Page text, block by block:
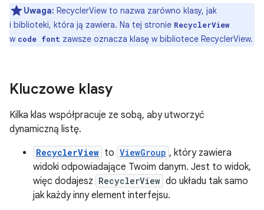
Uwaga: RecyclerView to nazwa zarówno klasy, jak
i biblioteki, która ją zawiera. Na tej stronie RecyclerView
w code font zawsze oznacza klasę w bibliotece RecyclerView.
Kluczowe klasy
Kilka klas współpracuje ze sobą, aby utworzyć
dynamiczną listę.
RecyclerView to ViewGroup , który zawiera
widoki odpowiadające Twoim danym. Jest to widok,
więc dodajesz RecyclerView do układu tak samo
jak każdy inny element interfejsu.